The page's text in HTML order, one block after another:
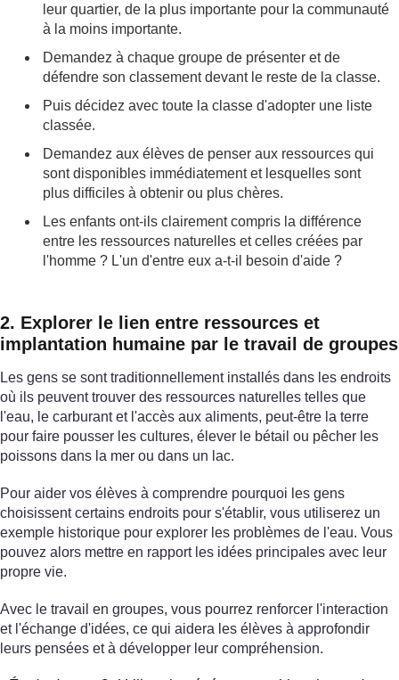
leur quartier, de la plus importante pour la communauté
à la moins importante.
Demandez à chaque groupe de présenter et de
défendre son classement devant le reste de la classe.
Puis décidez avec toute la classe d'adopter une liste
classée.
Demandez aux élèves de penser aux ressources qui
sont disponibles immédiatement et lesquelles sont
plus difficiles à obtenir ou plus chères.
Les enfants ont-ils clairement compris la différence
entre les ressources naturelles et celles créées par
l'homme ? L'un d'entre eux a-t-il besoin d'aide ?
2. Explorer le lien entre ressources et
implantation humaine par le travail de groupes
Les gens se sont traditionnellement installés dans les endroits
où ils peuvent trouver des ressources naturelles telles que
l'eau, le carburant et l'accès aux aliments, peut-être la terre
pour faire pousser les cultures, élever le bétail ou pêcher les
poissons dans la mer ou dans un lac.
Pour aider vos élèves à comprendre pourquoi les gens
choisissent certains endroits pour s'établir, vous utiliserez un
exemple historique pour explorer les problèmes de l'eau. Vous
pouvez alors mettre en rapport les idées principales avec leur
propre vie.
Avec le travail en groupes, vous pourrez renforcer l'interaction
et l'échange d'idées, ce qui aidera les élèves à approfondir
leurs pensées et à développer leur compréhension.